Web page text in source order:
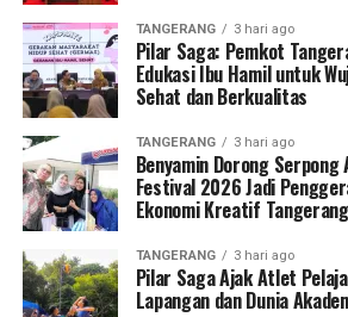
TANGERANG 3 hari ago
Pilar Saga: Pemkot
Edukasi Ibu Hamil untuk
Sehat dan Berkualitas
TANGERANG 3 hari ago
Benyamin Dorong
Festival 2026 Jadi
Ekonomi Kreatif
TANGERANG 3 hari ago
Pilar Saga Ajak Atlet
Lapangan dan Dunia